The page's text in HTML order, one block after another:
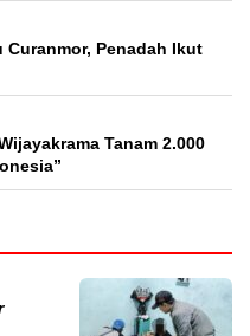
Curanmor, Penadah Ikut
Tanam 2.000